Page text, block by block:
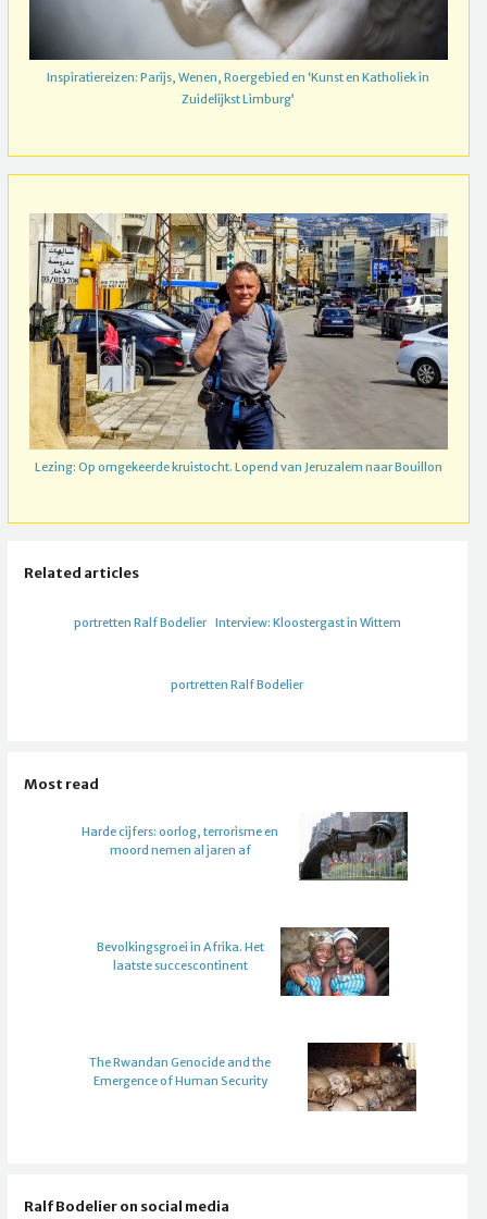
Inspiratiereizen: Parijs, Wenen, Roergebied en ‘Kunst en Katholiek in
Zuidelijkst Limburg’
Lezing: Op omgekeerde kruistocht. Lopend van Jeruzalem naar Bouillon
Related articles
portretten Ralf Bodelier Interview: Kloostergast in Wittem
portretten Ralf Bodelier
Most read
Harde cijfers: oorlog, terrorisme en
moord nemen al jaren af
Bevolkingsgroei in Afrika. Het
laatste succescontinent
The Rwandan Genocide and the
Emergence of Human Security
Ralf Bodelier on social media